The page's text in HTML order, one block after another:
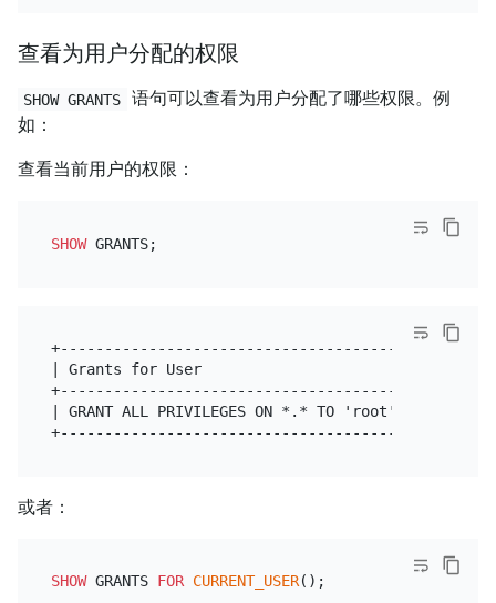
查看为用户分配的权限
SHOW GRANTS
语句可以查看为用户分配了哪些权限。例
如：
查看当前用户的权限：
SHOW
| Grants for User
| GRANT ALL PRIVILEGES ON *.* TO 'root'@'%' WITH
或者：
SHOW GRANTS FOR CURRENT_USER